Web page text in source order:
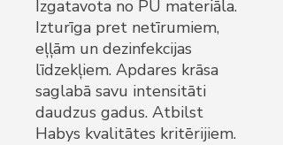
Izgatavota no PU materiāla.
Izturīga pret netīrumiem,
eļļām un dezinfekcijas
līdzekļiem. Apdares krāsa
saglabā savu intensitāti
daudzus gadus. Atbilst
Habys kvalitātes kritērijiem.